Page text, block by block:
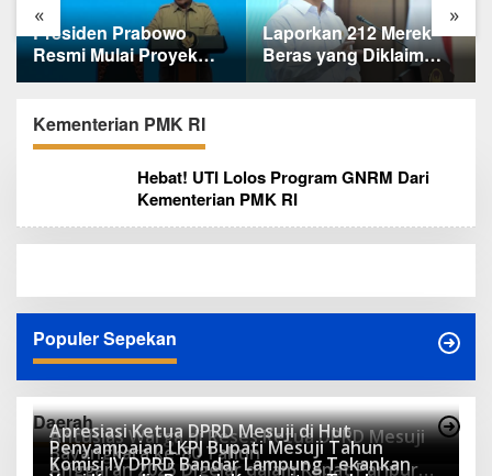
« »
Laporkan 212 Merek
Beras yang Diklaim
Bermasalah, Mentan
Telepon Kapolri dan
Jaksa Agung
Terungkap, Ternyata Ini
Alasan Basarnas
Evakuasi Juliana
Kementerian PMK RI
Hebat! UTI Lolos Program GNRM Dari
Kementerian PMK RI
Populer Sepekan
Daerah
Antusias Warga di Reses Ketua DPRD Mesuji
Apresiasi Ketua DPRD Mesuji di Hut
Bayangkara ke-80 Tahun
Penyampaian LKPJ Bupati Mesuji Tahun
Anggaran 2025 Digelar dalam Rapat Paripurna
Komisi IV DPRD Bandar Lampung Tekankan